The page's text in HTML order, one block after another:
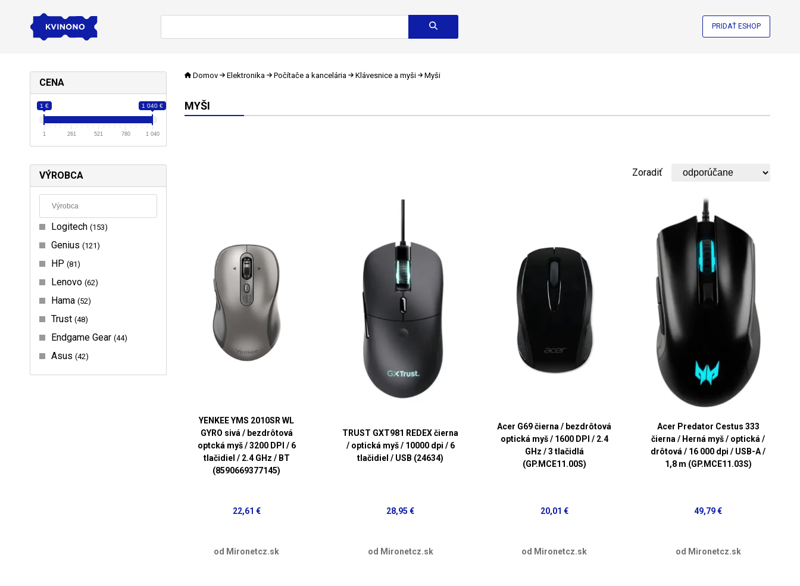
PRIDAŤ ESHOP
CENA
1 € 1 040 €
1 261 521 780 1 040
VÝROBCA
Logitech 153
Genius 121
HP 81
Lenovo 62
Hama 52
Trust 48
Endgame Gear 44
Asus 42
Domov Elektronika Počítače a kancelária Klávesnice a myši Myši
MYŠI
Zoradiť
YENKEE YMS 2010SR WL
GYRO sivá / bezdrôtová
optcká myš / 3200 DPI / 6
tlačidiel / 2.4 GHz / BT
(8590669377145)
22,61 €
od Mironetcz.sk
TRUST GXT981 REDEX čierna
/ optická myš / 10000 dpi / 6
tlačidiel / USB (24634)
28,95 €
od Mironetcz.sk
Acer G69 čierna / bezdrôtová
optická myš / 1600 DPI / 2.4
GHz / 3 tlačidlá
(GP.MCE11.00S)
20,01 €
od Mironetcz.sk
Acer Predator Cestus 333
čierna / Herná myš / optická /
drôtová / 16 000 dpi / USB-A /
1,8 m (GP.MCE11.03S)
49,79 €
od Mironetcz.sk